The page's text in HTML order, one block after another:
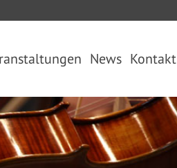
News Kontakt